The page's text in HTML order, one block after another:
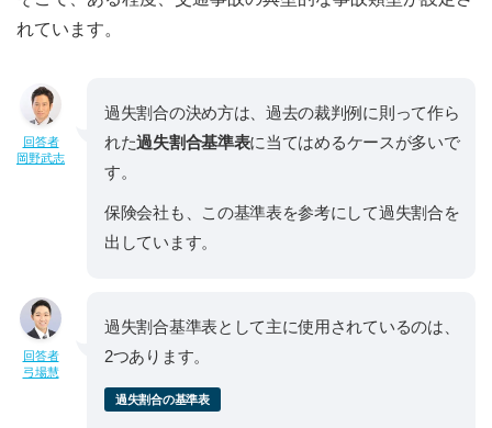
れています。
回答者
岡野武志
過失割合の決め方は、過去の裁判例に則って作ら
れた過失割合基準表に当てはめるケースが多いで
す。
保険会社も、この基準表を参考にして過失割合を
出しています。
回答者
弓場慧
過失割合基準表として主に使用されているのは、
2つあります。
過失割合の基準表